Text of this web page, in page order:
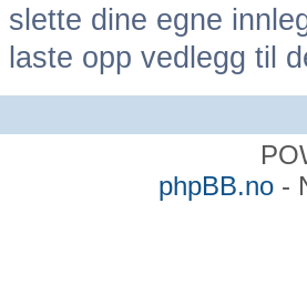
slette dine egne
laste opp vedlegg til
phpBB.no-